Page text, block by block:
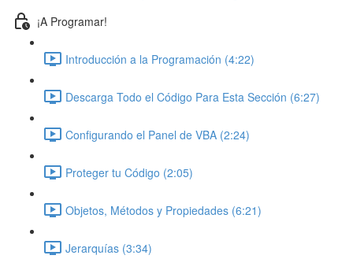
¡A Programar!
Introducción a la Programación (4:22)
Descarga Todo el Código Para Esta Sección (6:27)
Configurando el Panel de VBA (2:24)
Proteger tu Código (2:05)
Objetos, Métodos y Propiedades (6:21)
Jerarquías (3:34)